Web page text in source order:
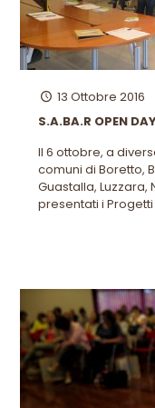
13 Ottobre 2016
S.A.BA.R OPEN
Il 6 ottobre, a
comuni di Boretto,
Guastalla, Luzzara,
presentati i